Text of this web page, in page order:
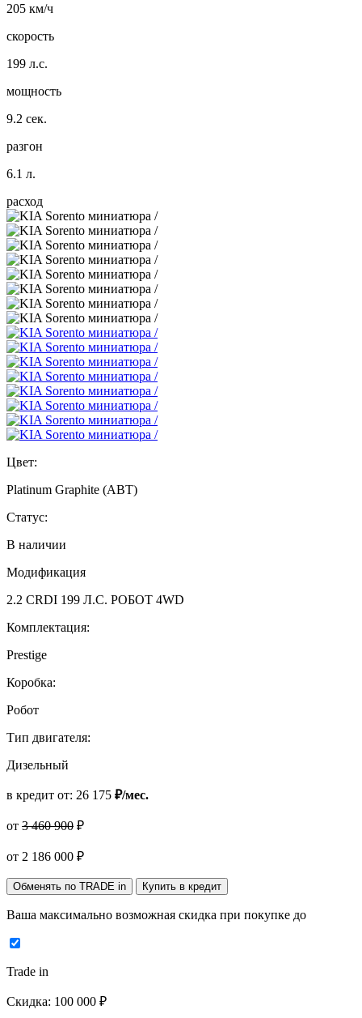
205 км/ч
скорость
199 л.с.
мощность
9.2 сек.
разгон
6.1 л.
расход
Цвет:
Platinum Graphite (ABT)
Статус:
В наличии
Модификация
2.2 CRDI 199 Л.С. РОБОТ 4WD
Комплектация:
Prestige
Коробка:
Робот
Тип двигателя:
Дизельный
в кредит от: 26 175 ₽/мес.
от 3 460 900 ₽
от 2 186 000 ₽
Обменять по TRADE in Купить в кредит
Ваша максимально возможная скидка при покупке до
Trade in
Скидка: 100 000 ₽